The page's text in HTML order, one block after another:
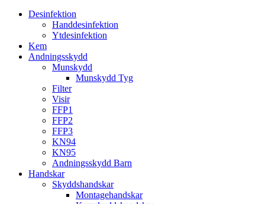
Desinfektion
Handdesinfektion
Ytdesinfektion
Kem
Andningsskydd
Munskydd
Munskydd Tyg
Filter
Visir
FFP1
FFP2
FFP3
KN94
KN95
Andningsskydd Barn
Handskar
Skyddshandskar
Montagehandskar